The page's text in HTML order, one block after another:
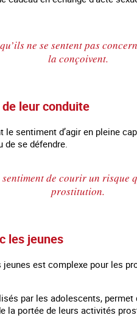
ne se sentent pas
la conçoivent.
leur conduite
sentiment d’agir en pleine
se défendre.
sentiment de courir un
prostitution.
les jeunes
est complexe pour les
par les adolescents, permet
la portée de leurs activités